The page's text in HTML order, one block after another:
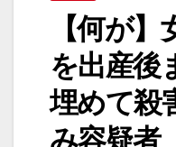
【何が
を出産後
埋めて殺
み容疑者